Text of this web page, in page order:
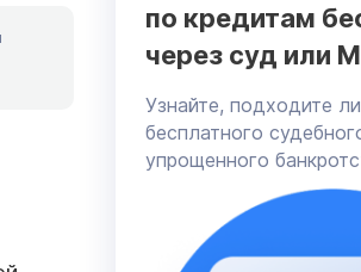
по кредитам
через суд или
Узнайте, подходите
бесплатного
упрощенного